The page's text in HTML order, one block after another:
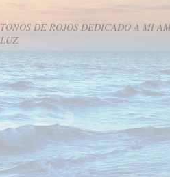
TONOS DE ROJOS DEDICADO A MI
LUZ